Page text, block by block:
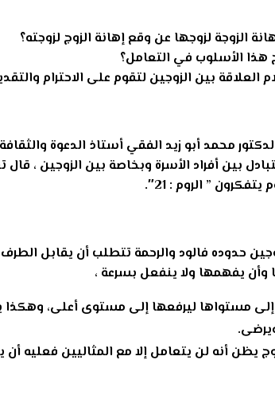
الزوجة لزوجها عن وقع إهانة الزوج لزوجته؟
هذا الأسلوب في التعامل؟
بين الزوجين لتقوم على الاحترام
محمد أبو زيد الفقي أستاذ الدعوة
بين أفراد الأسرة وبخاصة بين الزوجين
” الروم : 21″.
حدوده فالود والرحمة تتطلب أن يقابل
وأن يفهمها ولا ينفعل بسرعة ،
إلى مستواها ليرفعها إلى مستوى أعلى،
يظن أنه لن يتعامل إلا مع المثاليين فعليه